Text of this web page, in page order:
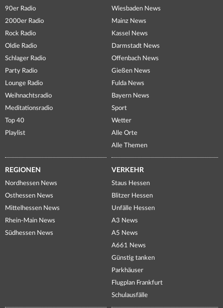
90er Radio
2000er Radio
Rock Radio
Oldie Radio
Schlager Radio
Party Radio
Lounge Radio
Weihnachtsradio
Meditationsradio
Top 40
Playlist
Wiesbaden News
Mainz News
Kassel News
Darmstadt News
Offenbach News
Gießen News
Fulda News
Bayern News
Sport
Wetter
Alle Orte
Alle Themen
REGIONEN
Nordhessen News
Osthessen News
Mittelhessen News
Rhein-Main News
Südhessen News
VERKEHR
Staus Hessen
Blitzer Hessen
Unfälle Hessen
A3 News
A5 News
A661 News
Günstig tanken
Parkhäuser
Flugplan Frankfurt
Schulausfälle